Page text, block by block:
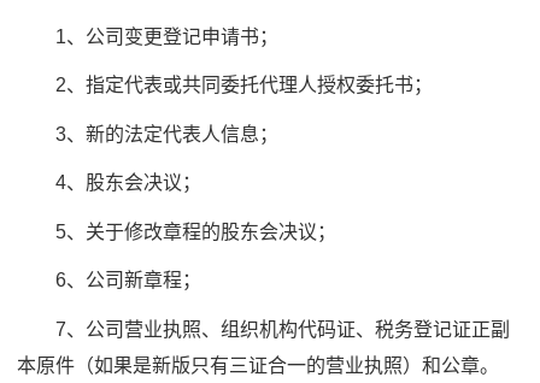
1、公司变更登记申请书；
2、指定代表或共同委托代理人授权委托书；
3、新的法定代表人信息；
4、股东会决议；
5、关于修改章程的股东会决议；
6、公司新章程；
7、公司营业执照、组织机构代码证、税务登记证正副
本原件（如果是新版只有三证合一的营业执照）和公章。